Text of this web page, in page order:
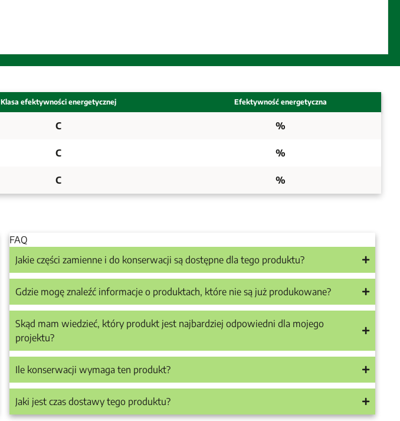
Klasa efektywności energetycznej Efektywność energetyczna
C %
C %
C %
FAQ
Jakie części zamienne i do konserwacji są dostępne dla tego produktu?
Gdzie mogę znaleźć informacje o produktach, które nie są już produkowane?
Skąd mam wiedzieć, który produkt jest najbardziej odpowiedni dla mojego
projektu?
Ile konserwacji wymaga ten produkt?
Jaki jest czas dostawy tego produktu?